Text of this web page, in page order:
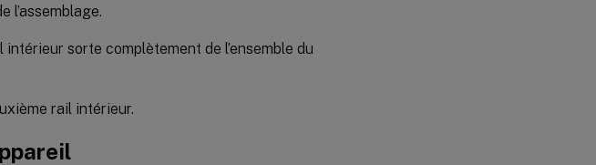
l’assemblage.
sorte complètement de l’ensemble du
rail intérieur.